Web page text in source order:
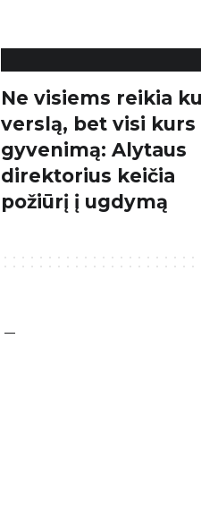
Ne visiems reikia
verslą, bet visi kurs
gyvenimą: Alytaus
direktorius keičia
požiūrį į ugdymą